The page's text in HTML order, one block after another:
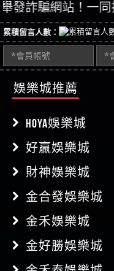
騙網站！一同打
累積留言人數：
娛樂城推薦
HOYA娛樂城
好贏娛樂城
財神娛樂城
金合發娛樂城
金禾娛樂城
金好勝娛樂城